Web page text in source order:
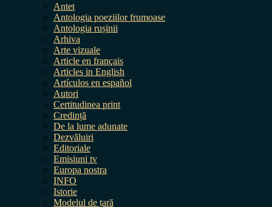
Antet
Antologia poeziilor frumoase
Antologia rușinii
Arhiva
Arte vizuale
Article en français
Articles in English
Artículos en español
Autori
Certitudinea print
Credință
De la lume adunate
Dezvăluiri
Editoriale
Emisiuni tv
Europa nostra
INFO
Istorie
Modelul de țară